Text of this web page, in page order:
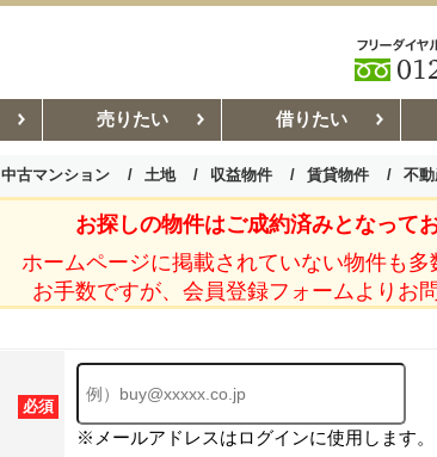
売りたい 借りたい
中古マンション 土地 収益物件 賃貸物件 不
お部屋探しコラム 賃貸管理コ
お探しの物件はご成約済みとなってお
ホームページに掲載されていない物件も多
お手数ですが、会員登録フォームよりお
必須
※メールアドレスはログインに使用します。